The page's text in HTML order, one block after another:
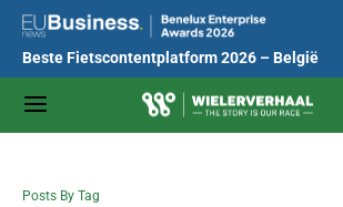
Beste Fietscontentplatform 2026 – België
Posts By Tag